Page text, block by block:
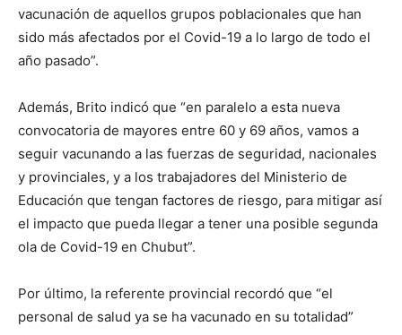
vacunación de aquellos grupos poblacionales que han
sido más afectados por el Covid-19 a lo largo de todo el
año pasado”.
Además, Brito indicó que “en paralelo a esta nueva
convocatoria de mayores entre 60 y 69 años, vamos a
seguir vacunando a las fuerzas de seguridad, nacionales
y provinciales, y a los trabajadores del Ministerio de
Educación que tengan factores de riesgo, para mitigar así
el impacto que pueda llegar a tener una posible segunda
ola de Covid-19 en Chubut”.
Por último, la referente provincial recordó que “el
personal de salud ya se ha vacunado en su totalidad”